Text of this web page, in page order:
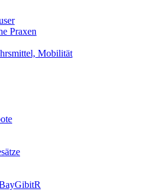
Praxen
Mobilität